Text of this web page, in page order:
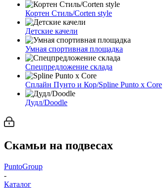
Кортен Стиль/Corten style
Детские качели
Умная спортивная площадка
Спецпредложение склада
Сплайн Пунто и Кор/Spline Punto x Core
Дудл/Doodle
Скамьи на подвесах
PuntoGroup
-
Каталог